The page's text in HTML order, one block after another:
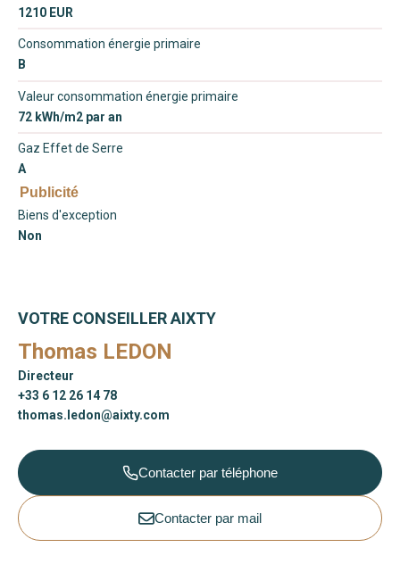
1210 EUR
Consommation énergie primaire
B
Valeur consommation énergie primaire
72 kWh/m2 par an
Gaz Effet de Serre
A
Publicité
Biens d'exception
Non
VOTRE CONSEILLER AIXTY
Thomas LEDON
Directeur
+33 6 12 26 14 78
thomas.ledon@aixty.com
Contacter par téléphone
Contacter par mail